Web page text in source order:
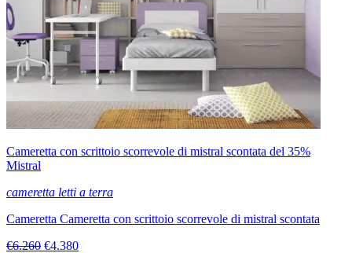
Cameretta con scrittoio scorrevole di mistral scontata del 35%
Mistral
cameretta letti a terra
Cameretta Cameretta con scrittoio scorrevole di mistral scontata
€6.260 €4.380